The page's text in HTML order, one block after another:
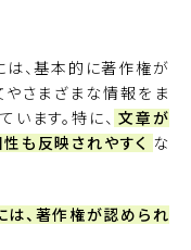
、基本的に著作権が
やさまざまな情報をま
ます。特に、 文章が
も反映されやすく な
は、著作権が認められ